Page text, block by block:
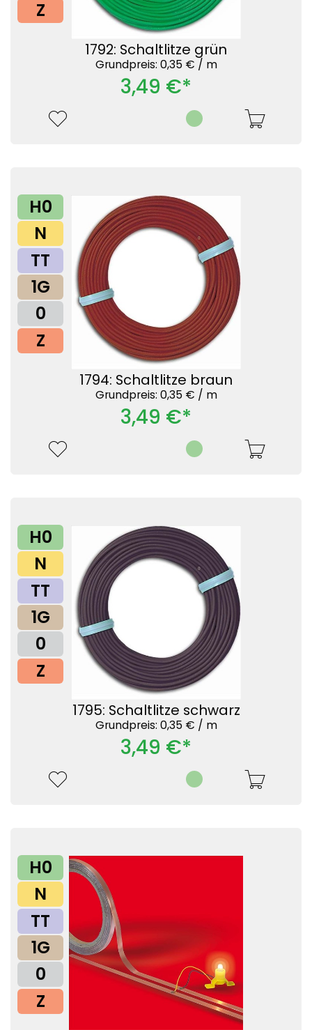
Z
1792: Schaltlitze grün
Grundpreis: 0,35 € / m
3,49 €*
H0
N
TT
1G
0
Z
1794: Schaltlitze braun
Grundpreis: 0,35 € / m
3,49 €*
H0
N
TT
1G
0
Z
1795: Schaltlitze schwarz
Grundpreis: 0,35 € / m
3,49 €*
H0
N
TT
1G
0
Z